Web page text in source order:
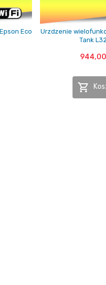
Eco
Urzdzenie
Tank
944,00
